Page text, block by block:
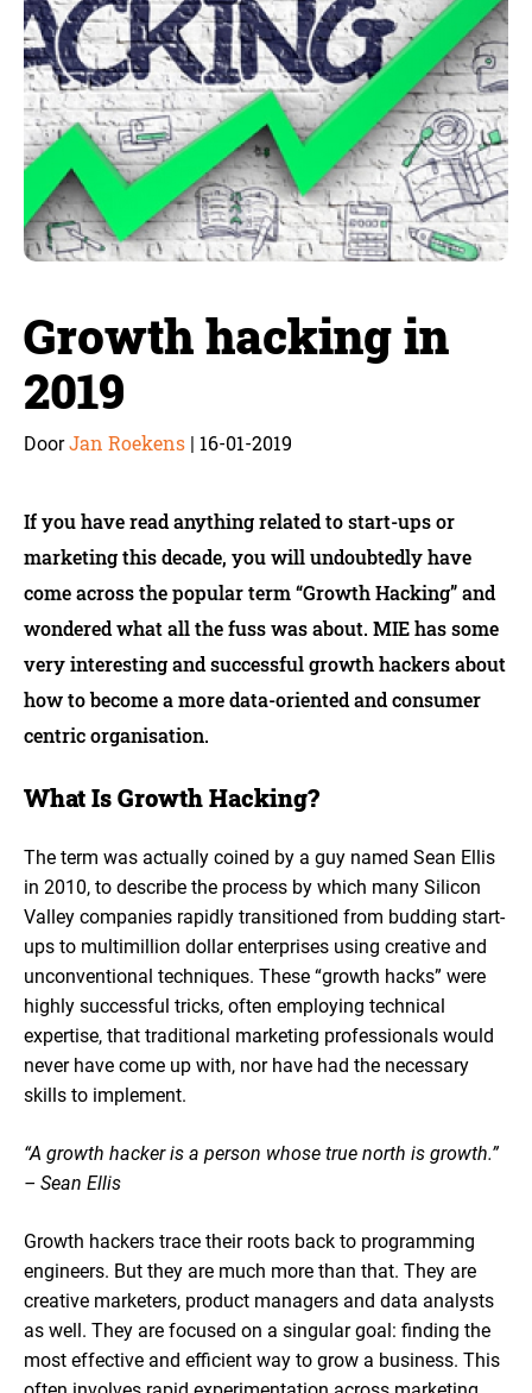
Growth hacking in
2019
DoorJan Roekens | 16-01-2019
If you have read anything related to start-ups or
marketing this decade, you will undoubtedly have
come across the popular term “Growth Hacking” and
wondered what all the fuss was about. MIE has some
very interesting and successful growth hackers about
how to become a more data-oriented and consumer
centric organisation.
What Is Growth Hacking?
The term was actually coined by a guy named Sean Ellis
in 2010, to describe the process by which many Silicon
Valley companies rapidly transitioned from budding start-
ups to multimillion dollar enterprises using creative and
unconventional techniques. These “growth hacks” were
highly successful tricks, often employing technical
expertise, that traditional marketing professionals would
never have come up with, nor have had the necessary
skills to implement.
“A growth hacker is a person whose true north is growth.”
– Sean Ellis
Growth hackers trace their roots back to programming
engineers. But they are much more than that. They are
creative marketers, product managers and data analysts
as well. They are focused on a singular goal: finding the
most effective and efficient way to grow a business. This